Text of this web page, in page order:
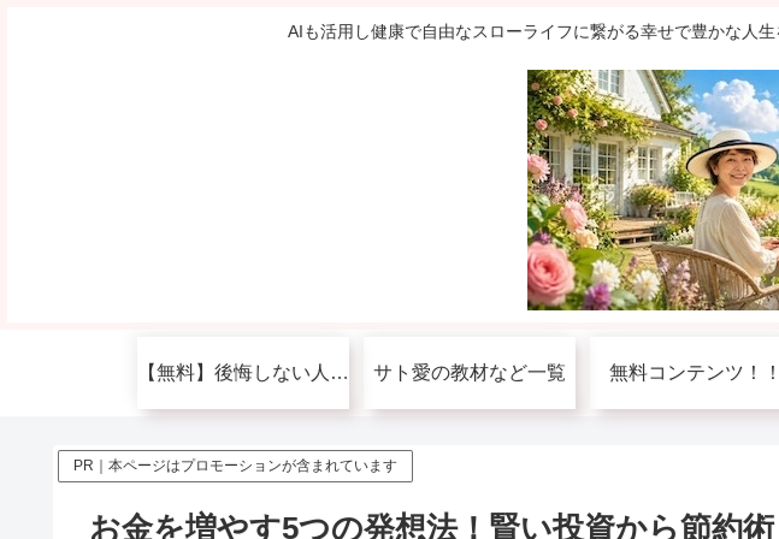
AIも活用し健康で自由なスローライフに繋がる幸せで豊かな人
【無料】後悔しない人生を送りたい人へ サト愛の教材など一覧 無料コンテンツ！！
PR｜本ページはプロモーションが含まれています
お金を増やす5つの発想法！賢い投資から節約